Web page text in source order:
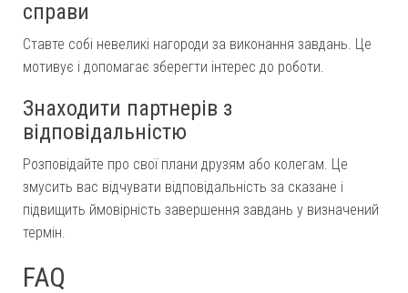
справи
Ставте собі невеликі нагороди за виконання завдань. Це
мотивує і допомагає зберегти інтерес до роботи.
Знаходити партнерів з
відповідальністю
Розповідайте про свої плани друзям або колегам. Це
змусить вас відчувати відповідальність за сказане і
підвищить ймовірність завершення завдань у визначений
термін.
FAQ